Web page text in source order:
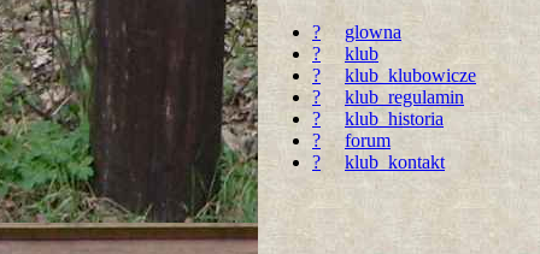
?
glowna
?
klub
?
klub_klubowicze
?
klub_regulamin
?
klub_historia
?
forum
?
klub_kontakt